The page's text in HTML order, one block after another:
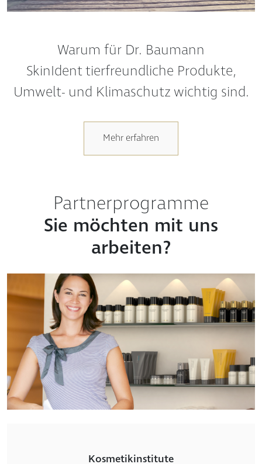
SkinIdent tierfreundliche Produkte,
Umwelt- und Klimaschutz wichtig sind.
Mehr erfahren
Sie möchten mit uns
arbeiten?
Sie haben ein Kosmetikinstitut und